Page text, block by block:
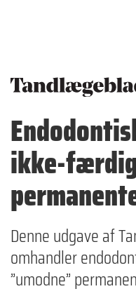
ikke-
Denne udgave af
omhandler
”umodne”